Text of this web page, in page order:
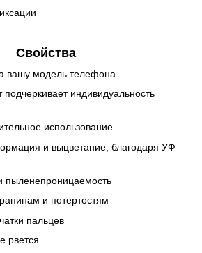
Свойства
вашу модель телефона
индивидуальность
использование
и выцветание, благодаря УФ
пыленепроницаемость
и потертостям
пальцев
рвется